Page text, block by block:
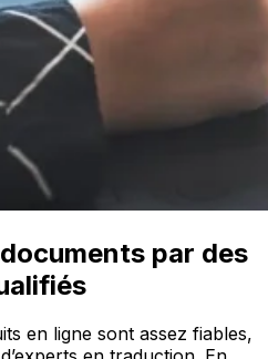
par des
en ligne sont assez fiables,